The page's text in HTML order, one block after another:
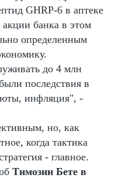
GHRP-6 в аптеке
банка в этом
определенным
до 4 млн
последствия в
инфляция", -
но, как
когда тактика
- главное.
Tимозин Бете в